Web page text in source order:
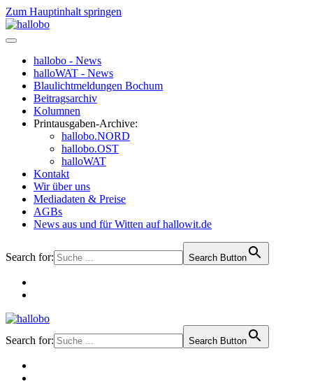
Zum Hauptinhalt springen
hallobo - News
halloWAT - News
Blaulichtmeldungen Bochum
Beitragsarchiv
Kolumnen
Printausgaben-Archive:
hallobo.NORD
hallobo.OST
halloWAT
Kontakt
Wir über uns
Mediadaten & Preise
AGBs
News aus und für Witten auf hallowit.de
Search for: Search Button
Search for: Search Button